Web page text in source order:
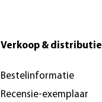
Verkoop & distributie
Bestelinformatie
Recensie-exemplaar